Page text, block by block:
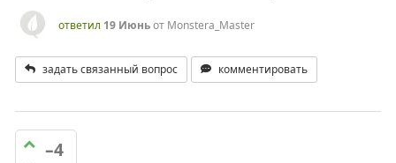
ответил 19 Июньот Monstera_Master
задать связанный вопрос комментировать
–4